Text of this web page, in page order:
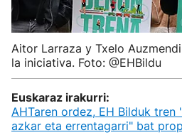
Aitor Larraza y Txelo
la iniciativa. Foto: @EHBildu
Euskaraz irakurri:
AHTaren ordez, EH Bilduk tren
azkar eta errentagarri" bat